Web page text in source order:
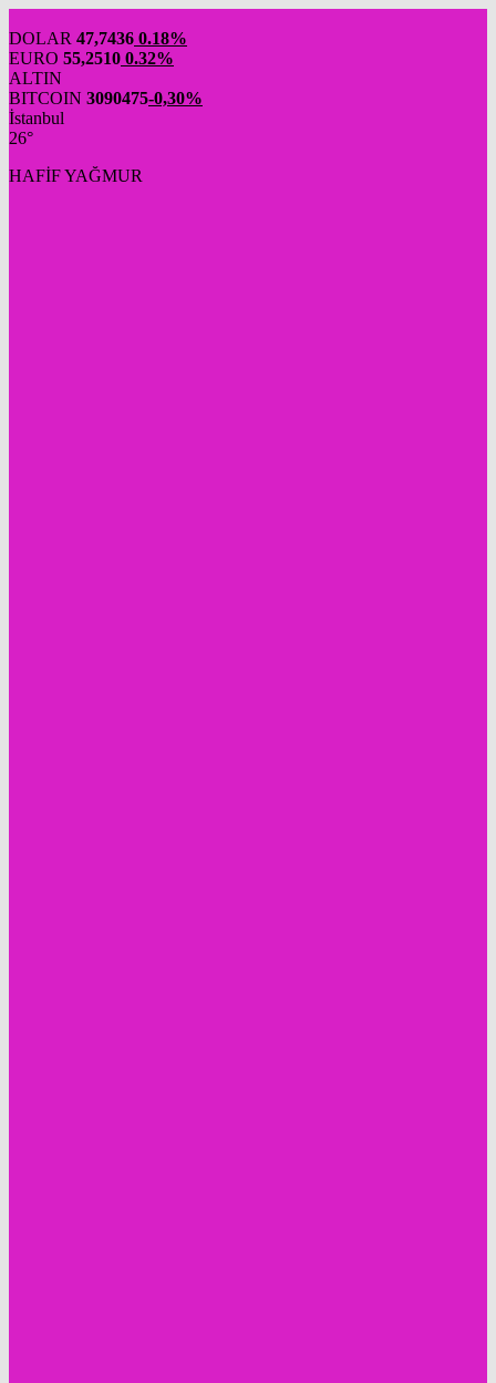
DOLAR 47,7436 0.18%
EURO 55,2510 0.32%
ALTIN
BITCOIN 3090475-0,30%
İstanbul
26°
HAFİF YAĞMUR